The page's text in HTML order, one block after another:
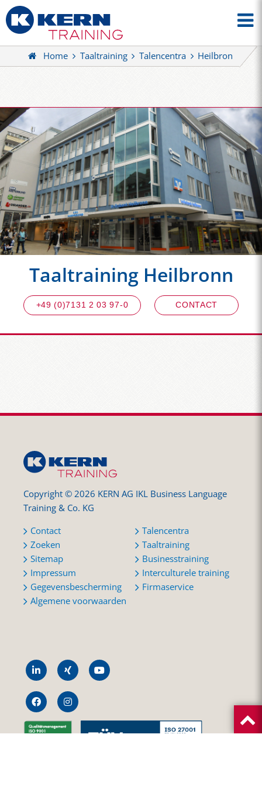
Home Taaltraining Talencentra Heilbron
Taaltraining Heilbronn
+49 (0)7131 2 03 97-0 CONTACT
Copyright © 2026 KERN AG IKL Business Language
Training & Co. KG
Contact
Zoeken
Sitemap
Impressum
Gegevensbescherming
Algemene voorwaarden
Talencentra
Taaltraining
Businesstraining
Interculturele training
Firmaservice